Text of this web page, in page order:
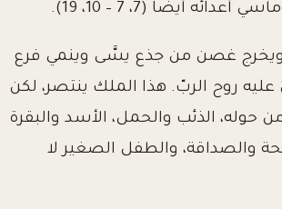
أيضاً (7، 7 – 10، 19).
ويخرج غصن من جذع يسَّى وينمي فرع
روح الربّ. هذا الملك ينتصر، لكن
حوله، الذئب والحمل، الأسد والبقرة
والصداقة، والطفل الصغير لا